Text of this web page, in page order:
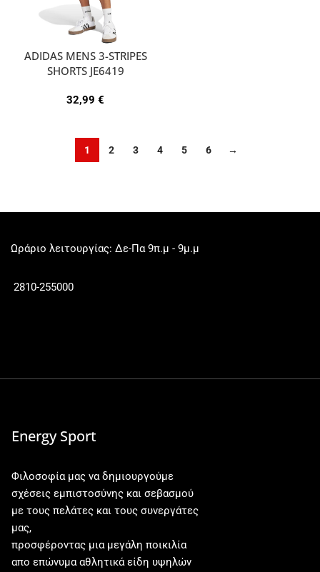
ADIDAS MENS 3-STRIPES
SHORTS JE6419
32,99 €
1 2 3 4 5 6 →
Ωράριο λειτουργίας: Δε-Πα 9π.μ - 9μ.μ
2810-255000
Energy Sport
Φιλοσοφία μας να δημιουργούμε
σχέσεις εμπιστοσύνης και σεβασμού
με τους πελάτες και τους συνεργάτες
μας,
προσφέροντας μια μεγάλη ποικιλία
απο επώνυμα αθλητικά είδη υψηλών